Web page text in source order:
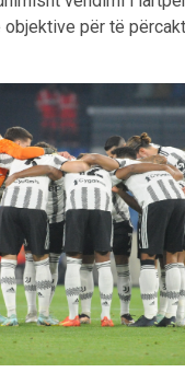
për të